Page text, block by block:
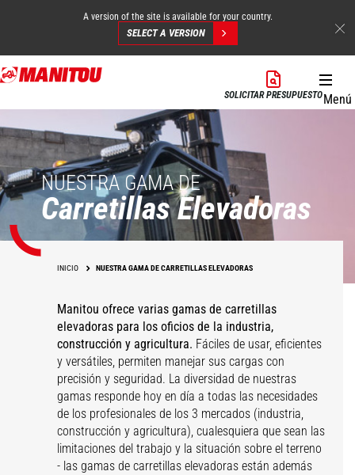
Pasar
al
A version of the site is available for your country.
SELECT A VERSION
SOLICITAR PRESUPUESTOMenú
NUESTRA GAMA DE
Carretillas Elevadoras
INICIO NUESTRA GAMA DE CARRETILLAS ELEVADORAS
Manitou ofrece varias gamas de carretillas
elevadoras para los oficios de la industria,
construcción y agricultura. Fáciles de usar, eficientes
y versátiles, permiten manejar sus cargas con
precisión y seguridad. La diversidad de nuestras
gamas responde hoy en día a todas las necesidades
de los profesionales de los 3 mercados (industria,
construcción y agricultura), cualesquiera que sean las
limitaciones del trabajo y la situación sobre el terreno
- las gamas de carretillas elevadoras están además